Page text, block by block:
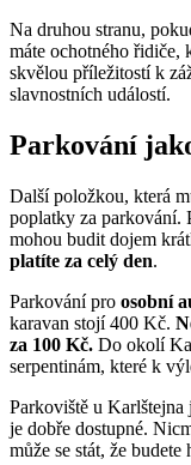
Na druhou stranu,
máte ochotného řidiče,
skvělou příležitostí k
slavnostních událostí.
Parkování
Další položkou, která
poplatky za parkování.
mohou budit dojem
platíte za celý den.
Parkování pro osobní
karavan stojí 400 Kč.
za 100 Kč. Do okolí
serpentinám, které k
Parkoviště u Karlštejna
je dobře dostupné.
může se stát, že